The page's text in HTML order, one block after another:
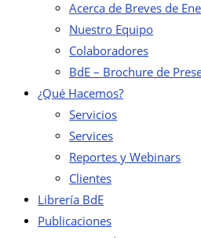
Acerca de Breves de
Nuestro Equipo
Colaboradores
BdE – Brochure de
¿Qué Hacemos?
Servicios
Services
Reportes y Webinars
Clientes
Librería BdE
Publicaciones